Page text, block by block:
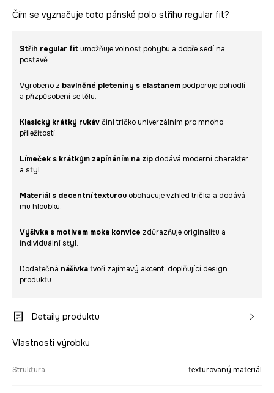
Čím se vyznačuje toto pánské polo střihu regular fit?
Střih regular fit umožňuje volnost pohybu a dobře sedí na
postavě.
Vyrobeno z bavlněné pleteniny s elastanem podporuje pohodlí
a přizpůsobení se tělu.
Klasický krátký rukávčiní tričko univerzálním pro mnoho
příležitostí.
Límeček s krátkým zapínáním na zip dodává moderní charakter
a styl.
Materiál s decentní texturou obohacuje vzhled trička a dodává
mu hloubku.
Výšivka s motivem moka konvice zdůrazňuje originalitu a
individuální styl.
Dodatečná nášivkatvoří zajímavý akcent, doplňující design
produktu.
Detaily produktu
Vlastnosti výrobku
Struktura texturovaný materiál